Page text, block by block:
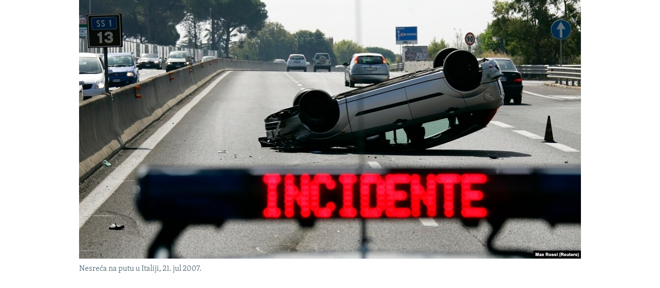
GENOCID U SREBRENICI
POPLAVE I KLIZIŠTA U BIH 2024.
TRI DECENIJE OD RATA U BIH
NASTANAK I RASPAD JUGOSLAVIJE
Nesreća na putu u Italiji, 21. jul 2007.